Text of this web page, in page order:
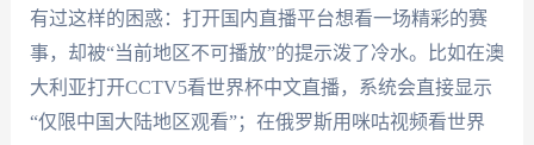
有过这样的困惑：打开国内直播平台想看一场精彩的赛
事，却被“当前地区不可播放”的提示泼了冷水。比如在澳
大利亚打开CCTV5看世界杯中文直播，系统会直接显示
“仅限中国大陆地区观看”；在俄罗斯用咪咕视频看世界